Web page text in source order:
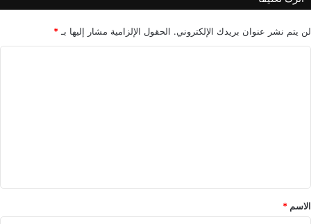
ه
ا
س
ي
لن يتم نشر عنوان بريدك الإلكتروني. الحقول الإلزامية مشار إليها بـ*
*
الاسم *